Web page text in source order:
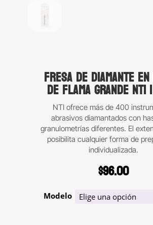
Fresa de diamante
de flama grande NTI
NTI ofrece más de 400
abrasivos diamantados con
granulometrías diferentes. El
posibilita cualquier forma de
individualizada.
$96.00
Modelo